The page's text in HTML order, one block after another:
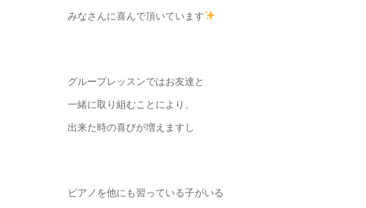
みなさんに喜んで頂いています
グループレッスンではお友達と
一緒に取り組むことにより、
出来た時の喜びが増えますし
ピアノを他にも習っている子がいる